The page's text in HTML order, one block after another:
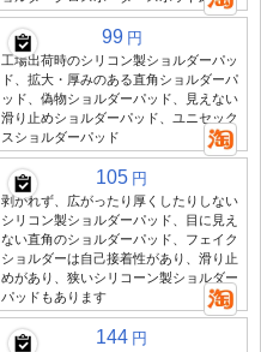
99 円
工場出荷時のシリコン製ショルダーパッ
ド、拡大・厚みのある直角ショルダーパ
ッド、偽物ショルダーパッド、見えない
滑り止めショルダーパッド、ユニセック
スショルダーパッド
105 円
剥がれず、広がったり厚くしたりしない
シリコン製ショルダーパッド、目に見え
ない直角のショルダーパッド、フェイク
ショルダーは自己接着性があり、滑り止
めがあり、狭いシリコーン製ショルダー
パッドもあります
144 円